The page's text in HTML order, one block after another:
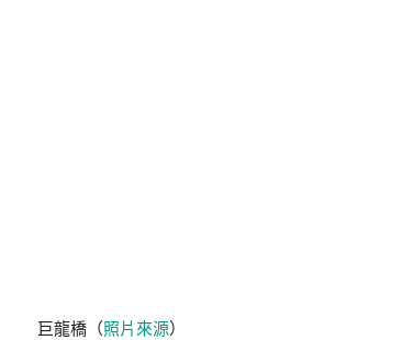
巨龍橋（照片來源）